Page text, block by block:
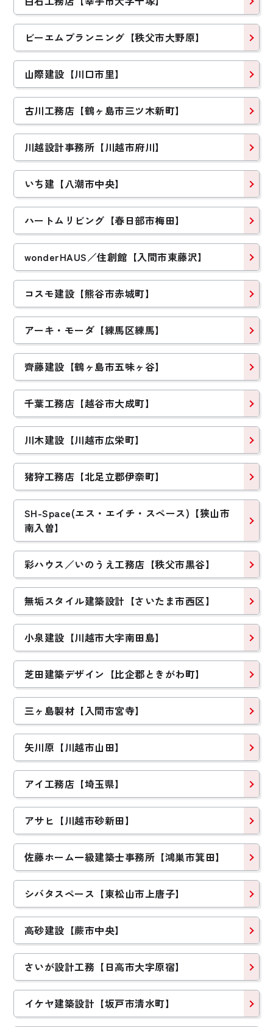
ビーエムプランニング【秩父市大野原】
山際建設【川口市里】
古川工務店【鶴ヶ島市三ツ木新町】
川越設計事務所【川越市府川】
いち建【八潮市中央】
ハートムリビング【春日部市梅田】
wonderHAUS／住創館【入間市東藤沢】
コスモ建設【熊谷市赤城町】
アーキ・モーダ【練馬区練馬】
齊藤建設【鶴ヶ島市五味ヶ谷】
千葉工務店【越谷市大成町】
川木建設【川越市広栄町】
猪狩工務店【北足立郡伊奈町】
SH-Space(エス・エイチ・スペース)【狭山市
南入曽】
彩ハウス／いのうえ工務店【秩父市黒谷】
無垢スタイル建築設計【さいたま市西区】
小泉建設【川越市大字南田島】
芝田建築デザイン【比企郡ときがわ町】
三ヶ島製材【入間市宮寺】
矢川原【川越市山田】
アイ工務店【埼玉県】
アサヒ【川越市砂新田】
佐藤ホーム一級建築士事務所【鴻巣市箕田】
シバタスペース【東松山市上唐子】
高砂建設【蕨市中央】
さいが設計工務【日高市大字原宿】
イケヤ建築設計【坂戸市清水町】